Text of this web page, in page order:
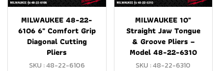
MILWAUKEE 48-22-
6106 6" Comfort Grip
Diagonal Cutting
Pliers
SKU : 48-22-6106
MILWAUKEE 10"
Straight Jaw Tongue
& Groove Pliers –
Model 48-22-6310
SKU : 48-22-6310